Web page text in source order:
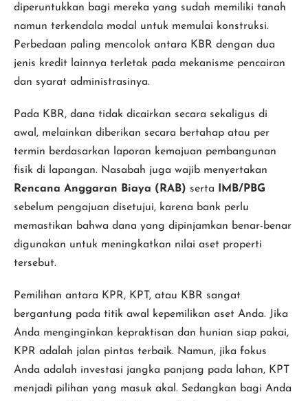
diperuntukkan bagi mereka yang sudah memiliki tanah
namun terkendala modal untuk memulai konstruksi.
Perbedaan paling mencolok antara KBR dengan dua
jenis kredit lainnya terletak pada mekanisme pencairan
dan syarat administrasinya.
Pada KBR, dana tidak dicairkan secara sekaligus di
awal, melainkan diberikan secara bertahap atau per
termin berdasarkan laporan kemajuan pembangunan
fisik di lapangan. Nasabah juga wajib menyertakan
Rencana Anggaran Biaya (RAB) serta
IMB/PBG
sebelum pengajuan disetujui, karena bank perlu
memastikan bahwa dana yang dipinjamkan benar-benar
digunakan untuk meningkatkan nilai aset properti
tersebut.
Pemilihan antara KPR, KPT, atau KBR sangat
bergantung pada titik awal kepemilikan aset Anda. Jika
Anda menginginkan kepraktisan dan hunian siap pakai,
KPR adalah jalan pintas terbaik. Namun, jika fokus
Anda adalah investasi jangka panjang pada lahan, KPT
menjadi pilihan yang masuk akal. Sedangkan bagi Anda